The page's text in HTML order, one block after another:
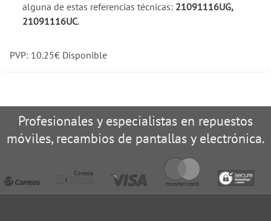
alguna de estas referencias técnicas: 21091116UG,
21091116UC.
PVP: 10.25€ Disponible
Profesionales y especialistas en repuestos
móviles, recambios de pantallas y electrónica.